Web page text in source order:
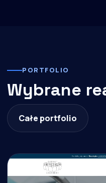
PORTFOLIO
Wybrane
Całe portfolio